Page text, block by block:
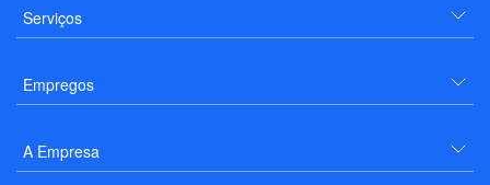
Serviços
Empregos
A Empresa